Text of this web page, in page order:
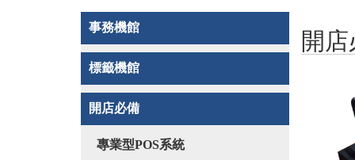
事務機館
標籤機館
開店必備
專業型POS系統
開